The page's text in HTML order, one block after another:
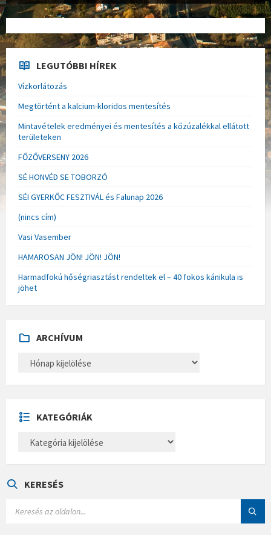
LEGUTÓBBI HÍREK
Vízkorlátozás
Megtörtént a kalcium-kloridos mentesítés
Mintavételek eredményei és mentesítés a kőzúzalékkal ellátott
területeken
FŐZŐVERSENY 2026
SÉ HONVÉD SE TOBORZÓ
SÉI GYERKŐC FESZTIVÁL és Falunap 2026
(nincs cím)
Vasi Vasember
HAMAROSAN JÖN! JÖN! JÖN!
Harmadfokú hőségriasztást rendeltek el – 40 fokos kánikula is
jöhet
ARCHÍVUM
H
U
M
KATEGÓRIÁK
E
Á
KERESÉS